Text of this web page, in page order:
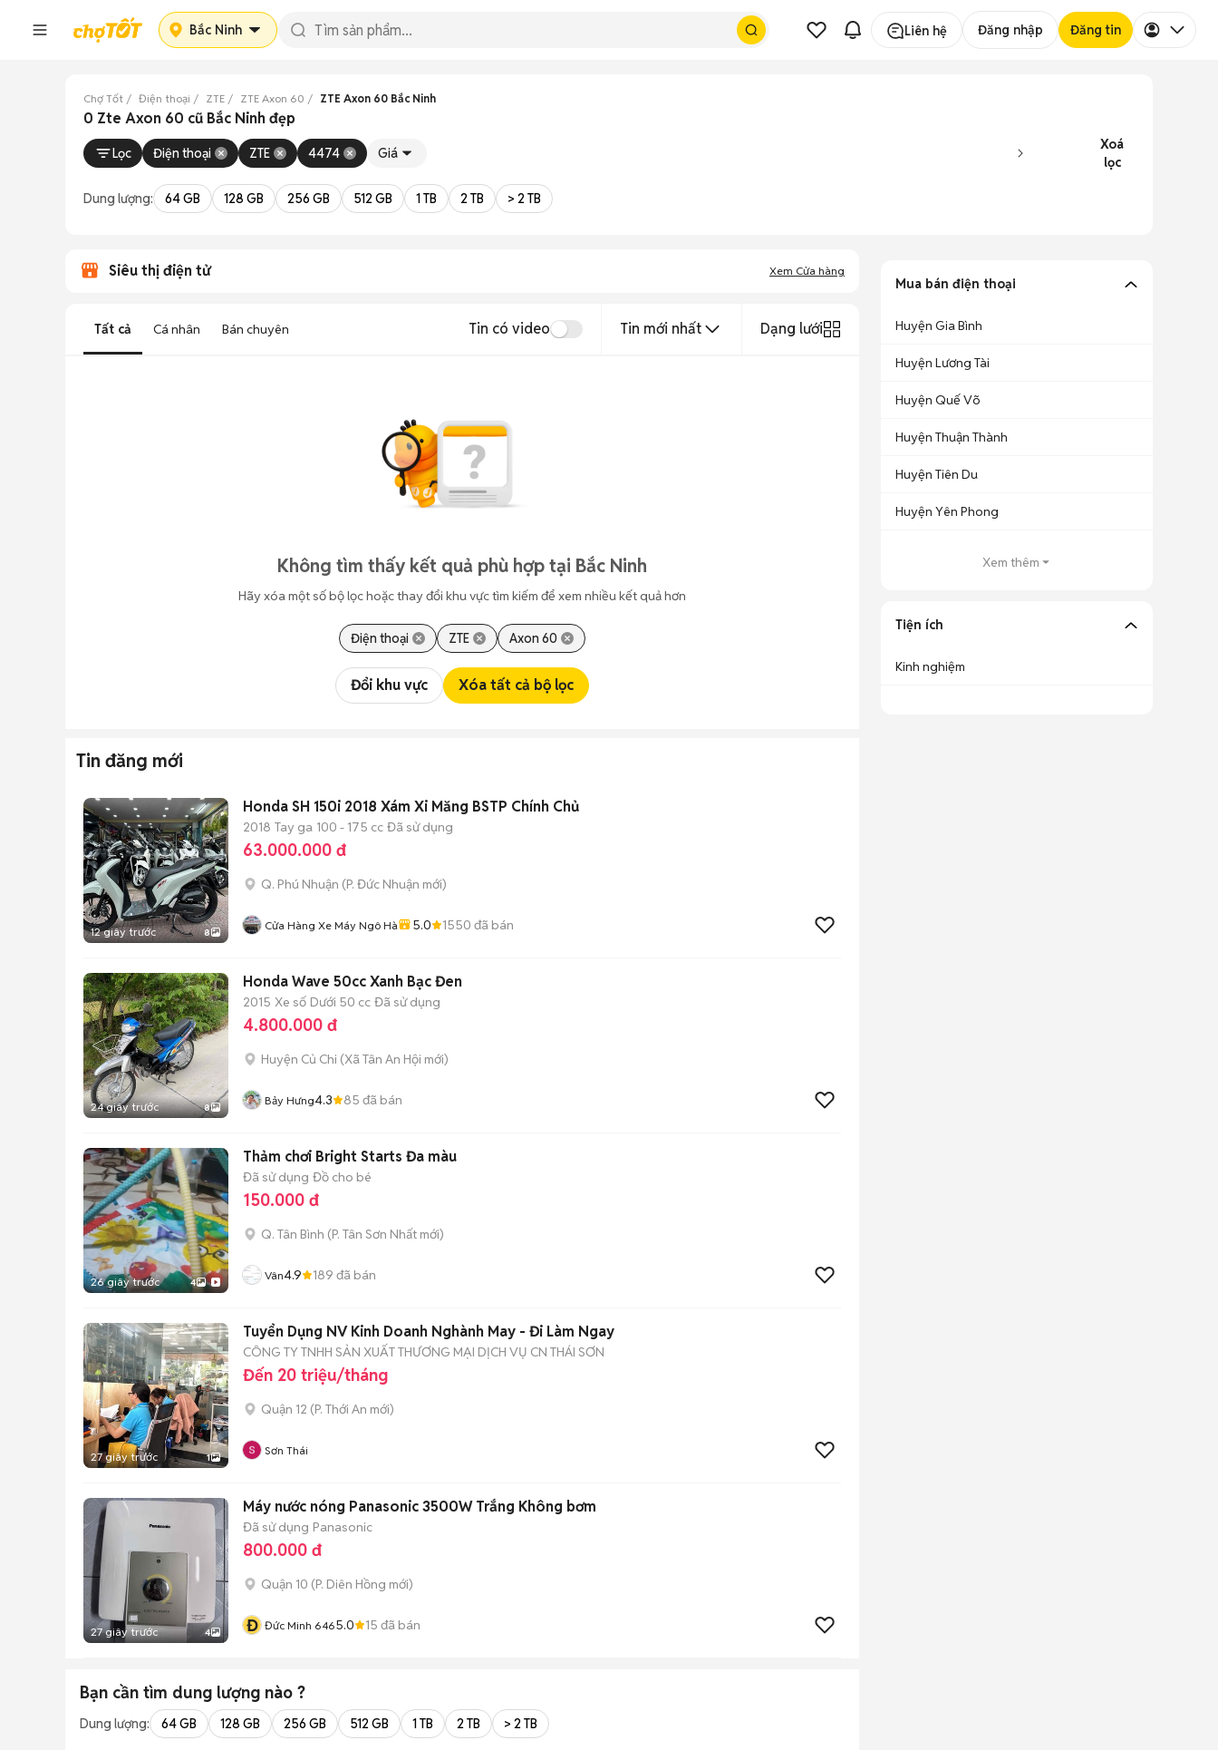
Bắc Ninh Liên hệ Đăng nhập Đăng tin
Chợ Tốt Điện thoại ZTE ZTE Axon 60 ZTE Axon 60 Bắc Ninh
0 Zte Axon 60 cũ Bắc Ninh đẹp
Lọc Điện thoại ZTE 4474 Giá
Xoá
lọc
Dung lượng: 64 GB 128 GB 256 GB 512 GB 1 TB 2 TB > 2 TB
Siêu thị điện tử Xem Cửa hàng
Tất cả Cá nhân Bán chuyên Tin có video Tin mới nhất Dạng lưới
Không tìm thấy kết quả phù hợp tại Bắc Ninh
Hãy xóa một số bộ lọc hoặc thay đổi khu vực tìm kiếm để xem nhiều kết quả hơn
Điện thoại ZTE Axon 60
Đổi khu vực Xóa tất cả bộ lọc
Tin đăng mới
12 giây trước 8
Honda SH 150i 2018 Xám Xi Măng BSTP Chính Chủ
2018 Tay ga 100 - 175 cc Đã sử dụng
63.000.000 đ
Q. Phú Nhuận (P. Đức Nhuận mới)
Cửa Hàng Xe Máy Ngô Hà 5.0 1550 đã bán
24 giây trước 8
Honda Wave 50cc Xanh Bạc Đen
2015 Xe số Dưới 50 cc Đã sử dụng
4.800.000 đ
Huyện Củ Chi (Xã Tân An Hội mới)
Bảy Hưng4.3 85 đã bán
26 giây trước 4
Thảm chơi Bright Starts Đa màu
Đã sử dụng Đồ cho bé
150.000 đ
Q. Tân Bình (P. Tân Sơn Nhất mới)
Vân4.9 189 đã bán
27 giây trước 1
Tuyển Dụng NV Kinh Doanh Nghành May - Đi Làm Ngay
CÔNG TY TNHH SẢN XUẤT THƯƠNG MẠI DỊCH VỤ CN THÁI SƠN
Đến 20 triệu/tháng
Quận 12 (P. Thới An mới)
Sơn Thái
27 giây trước 4
Máy nước nóng Panasonic 3500W Trắng Không bơm
Đã sử dụng Panasonic
800.000 đ
Quận 10 (P. Diên Hồng mới)
Đ Đức Minh 6465.0 15 đã bán
Bạn cần tìm dung lượng nào ?
Dung lượng: 64 GB 128 GB 256 GB 512 GB 1 TB 2 TB > 2 TB
Mua bán điện thoại
Huyện Gia Bình
Huyện Lương Tài
Huyện Quế Võ
Huyện Thuận Thành
Huyện Tiên Du
Huyện Yên Phong
Xem thêm
Tiện ích
Kinh nghiệm